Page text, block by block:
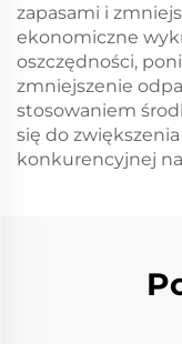
zapasami i
ekonomiczne
oszczędności,
zmniejszenie
stosowaniem
się do
konkurencyjnej